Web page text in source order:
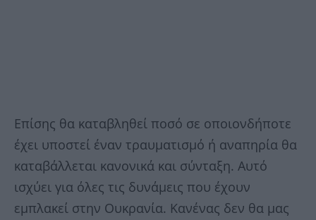
Επίσης θα καταβληθεί ποσό σε οποιονδήποτε
έχει υποστεί έναν τραυματισμό ή αναπηρία θα
καταβάλλεται κανονικά και σύνταξη. Αυτό
ισχύει για όλες τις δυνάμεις που έχουν
εμπλακεί στην Ουκρανία. Κανένας δεν θα μας